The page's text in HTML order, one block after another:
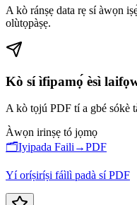
A kò ránṣẹ data rẹ sí àwọn
olùtọpàṣẹ.
Kò sí ìfipamọ́ èsì
A kò tọjú PDF tí a gbé sókè
Àwọn irinṣẹ tó jọmọ
🗂️Iyipada Faili→PDF
Yí oríṣiríṣi fáìlì padà sí PDF